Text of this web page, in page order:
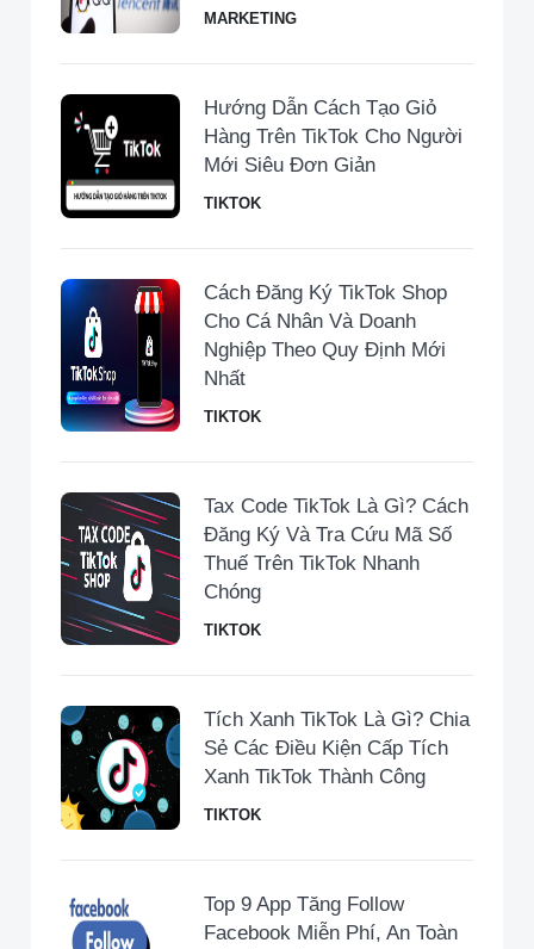
MARKETING
Hướng Dẫn Cách Tạo Giỏ
Hàng Trên TikTok Cho Người
Mới Siêu Đơn Giản
TIKTOK
Cách Đăng Ký TikTok Shop
Cho Cá Nhân Và Doanh
Nghiệp Theo Quy Định Mới
Nhất
TIKTOK
Tax Code TikTok Là Gì? Cách
Đăng Ký Và Tra Cứu Mã Số
Thuế Trên TikTok Nhanh
Chóng
TIKTOK
Tích Xanh TikTok Là Gì? Chia
Sẻ Các Điều Kiện Cấp Tích
Xanh TikTok Thành Công
TIKTOK
Top 9 App Tăng Follow
Facebook Miễn Phí, An Toàn